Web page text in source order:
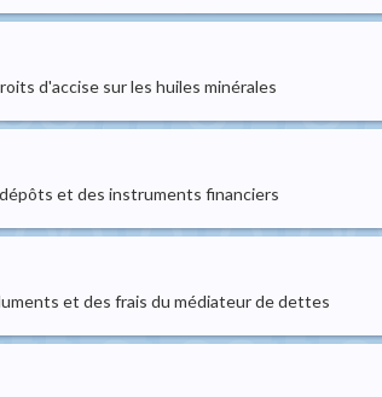
d'accise sur les huiles minérales
et des instruments financiers
et des frais du médiateur de dettes